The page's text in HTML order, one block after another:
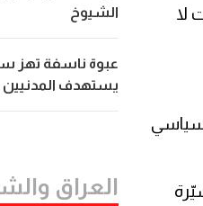
لا
سياسي
الشيوخ
عبوة ناسفة تهز
يستهدف المدنيين
العراق